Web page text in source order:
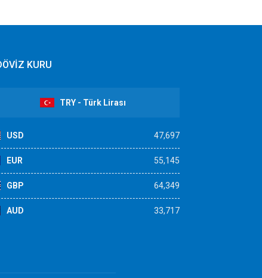
KURU
TRY - Türk Lirası
USD 47,697
EUR 55,145
GBP 64,349
AUD 33,717